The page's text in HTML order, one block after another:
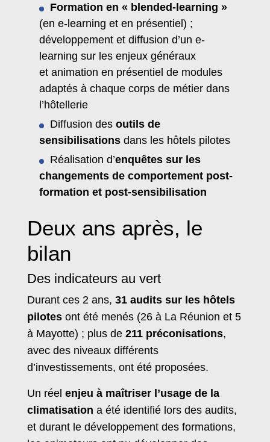
Formation en « blended-learning »
(en e-learning et en présentiel) ;
développement et diffusion d’un e-
learning sur les enjeux généraux
et animation en présentiel de modules
adaptés à chaque corps de métier dans
l’hôtellerie
Diffusion des outils de
sensibilisations dans les hôtels pilotes
Réalisation d’enquêtes sur les
changements de comportement post-
formation et post-sensibilisation
Deux ans après, le
bilan
Des indicateurs au vert
Durant ces 2 ans, 31 audits sur les hôtels
pilotes ont été menés (26 à La Réunion et 5
à Mayotte) ; plus de 211 préconisations,
avec des niveaux différents
d’investissements, ont été proposées.
Un réel enjeu à maîtriser l’usage de la
climatisation a été identifié lors des audits,
et durant le développement des formations,